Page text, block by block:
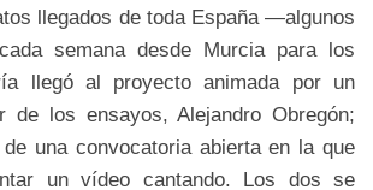
llegados de toda España —algunos
semana desde Murcia para los
llegó al proyecto animada por un
de los ensayos, Alejandro Obregón;
una convocatoria abierta en la que
un vídeo cantando. Los dos se